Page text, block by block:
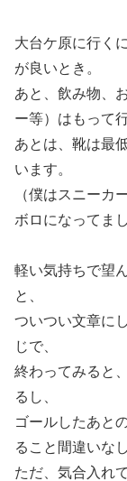
大台ケ原に行く
が良いとき。
あと、飲み物、
ー等）はもって
あとは、靴は最
います。
（僕はスニーカ
ボロになってま
軽い気持ちで望
と、
ついつい文章に
じで、
終わってみると
るし、
ゴールしたあと
ること間違いな
ただ、気合入れ